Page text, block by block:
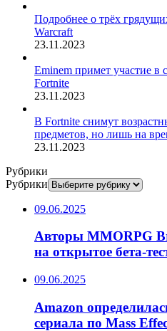
Подробнее о трёх
Warcraft
23.11.2023
Eminem примет участие
Fortnite
23.11.2023
В Fortnite снимут
предметов, но лишь на
23.11.2023
Рубрики
Рубрики
09.06.2025
Авторы MMORPG
на открытое бета-
09.06.2025
Amazon
сериала по Mass